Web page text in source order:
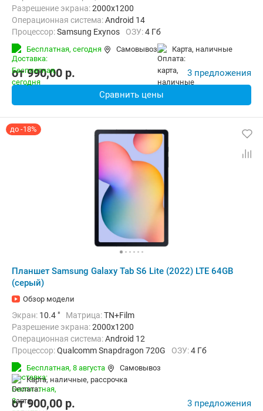
Разрешение экрана:2000x1200
Операционная система:Android 14
Процессор:Samsung Exynos ОЗУ:4 Гб
Встроенная память:
Тыловая камера:
Беспроводная связь:
Bluetooth, Wi-Fi
Комплектация:
465 г
Бесплатная, сегодня Самовывоз карта, наличные
от990,00 p. 3 предложения
Сравнить цены
до -18%
Планшет Samsung Galaxy Tab S6 Lite (2022) LTE 64GB
(серый)
Обзор модели
Экран: 10.4 " Матрица:TN+Film
Разрешение экрана:2000x1200
Операционная система:Android 12
Процессор:Qualcomm Snapdragon 720G ОЗУ:4 Гб
Встроенная память:
Беспроводная связь:
4G (LTE), Bluetooth, Wi-Fi
Комплектация:
Перо (стилус)
Бесплатная, 8 августа
Самовывоз
карта, наличные, рассрочка
от900,00 p. 3 предложения